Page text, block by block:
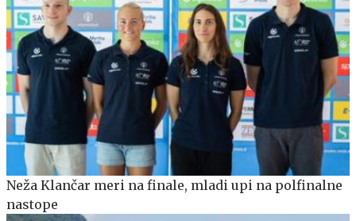
Neža Klančar meri na finale, mladi upi na polfinalne
nastope